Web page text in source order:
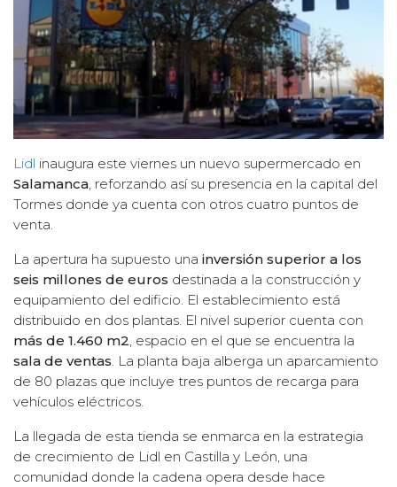
Lidl inaugura este viernes un nuevo supermercado en
Salamanca , reforzando así su presencia en la capital del
Tormes donde ya cuenta con otros cuatro puntos de
venta.
La apertura ha supuesto una inversión superior a los
seis millones de euros destinada a la construcción y
equipamiento del edificio. El establecimiento está
distribuido en dos plantas. El nivel superior cuenta con
más de 1.460 m2 , espacio en el que se encuentra la
sala de ventas . La planta baja alberga un aparcamiento
de 80 plazas que incluye tres puntos de recarga para
vehículos eléctricos.
La llegada de esta tienda se enmarca en la estrategia
de crecimiento de Lidl en Castilla y León, una
comunidad donde la cadena opera desde hace